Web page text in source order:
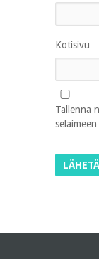
Kotisivu
Tallenna